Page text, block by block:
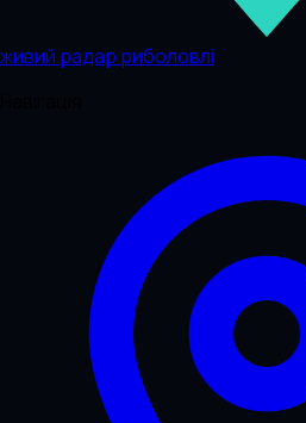
живий радар риболовлі